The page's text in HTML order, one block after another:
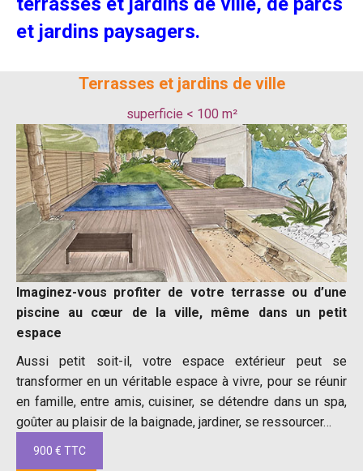
et jardins paysagers.
Terrasses et jardins de ville
superficie < 100 m²
Imaginez-vous profiter de votre terrasse ou d’une
piscine au cœur de la ville, même dans un petit
espace
Aussi petit soit-il, votre espace extérieur peut se
transformer en un véritable espace à vivre, pour se réunir
en famille, entre amis, cuisiner, se détendre dans un spa,
goûter au plaisir de la baignade, jardiner, se ressourcer…
900 € TTC